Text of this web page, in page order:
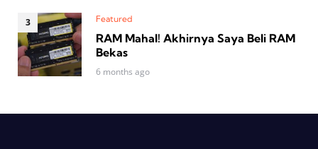
Featured
RAM Mahal! Akhirnya Saya Beli RAM
Bekas
6 months ago